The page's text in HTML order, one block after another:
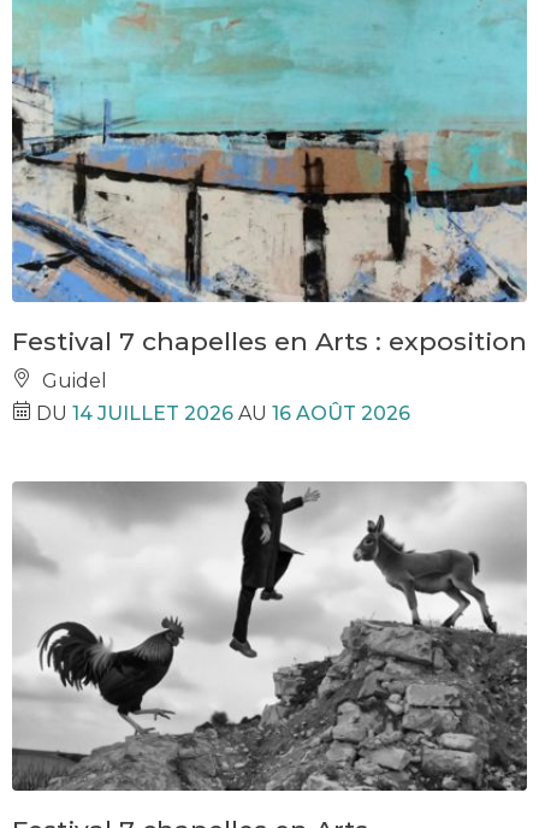
Festival 7 chapelles en Arts : exposition
Guidel
DU 14 JUILLET 2026 AU 16 AOÛT 2026